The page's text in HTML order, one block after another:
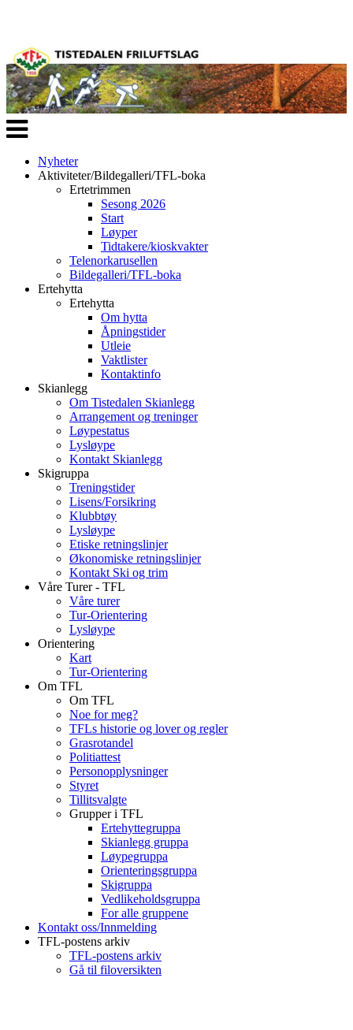
Veksle
navigasjon
Nyheter
Aktiviteter/Bildegalleri/TFL-boka
Ertetrimmen
Sesong 2026
Start
Løyper
Tidtakere/kioskvakter
Telenorkarusellen
Bildegalleri/TFL-boka
Ertehytta
Ertehytta
Om hytta
Åpningstider
Utleie
Vaktlister
Kontaktinfo
Skianlegg
Om Tistedalen Skianlegg
Arrangement og treninger
Løypestatus
Lysløype
Kontakt Skianlegg
Skigruppa
Treningstider
Lisens/Forsikring
Klubbtøy
Lysløype
Etiske retningslinjer
Økonomiske retningslinjer
Kontakt Ski og trim
Våre Turer - TFL
Våre turer
Tur-Orientering
Lysløype
Orientering
Kart
Tur-Orientering
Om TFL
Om TFL
Noe for meg?
TFLs historie og lover og regler
Grasrotandel
Politiattest
Personopplysninger
Styret
Tillitsvalgte
Grupper i TFL
Ertehyttegruppa
Skianlegg gruppa
Løypegruppa
Orienteringsgruppa
Skigruppa
Vedlikeholdsgruppa
For alle gruppene
Kontakt oss/Innmelding
TFL-postens arkiv
TFL-postens arkiv
Gå til filoversikten